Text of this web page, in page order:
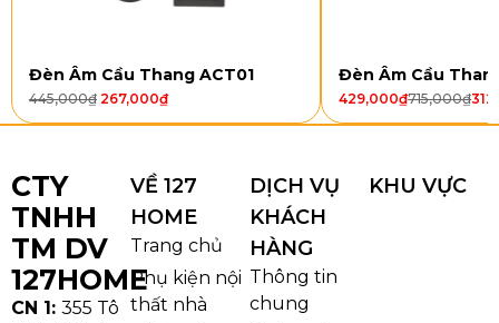
cao
cấp
36
K9 và
khung
Đèn Âm Cầu Thang ACT01
445,000₫ 267,000₫
Đèn Âm Cầu
715,000₫
429,000₫
CTY
TNHH
TM DV
127HOME
CN 1: 355 Tô
VỀ 127
HOME
Trang chủ
Phụ kiện nội
thất nhà
DỊCH VỤ
KHÁCH
HÀNG
Thông tin
chung
KHU VỰC